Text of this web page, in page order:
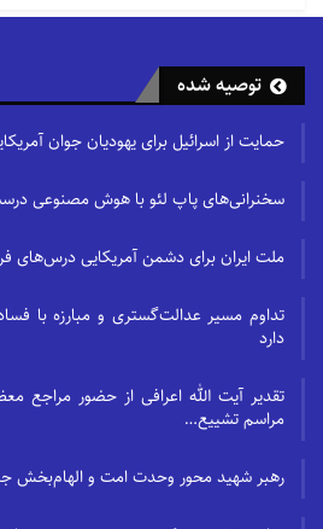
(علیهم السلام) تا به
اشک و توسل سرامد
ترین نوع سلوک بوده است، اما
میدان جنگ است. به هر حال این
می برند. حرارت را هم در
رسومات خودشان هستند که
تولید می کنند. اینکه علما با
عاشورا و
عزاداری مخالفت می کردند به
به حرارت مردم دست نزنید.
توصیه شده
حمایت از اسرائیل برای یهودیان جوان
سخنرانی‌های پاپ لئو با هوش مصنوعی
ملت ایران برای دشمن آمریکایی درس‌های
تداوم مسیر عدالت‌گستری و مبارزه با
دارد
تقدیر آیت الله اعرافی از حضور مراجع
مراسم تشییع…
رهبر شهید محور وحدت امت و الهام‌بخش